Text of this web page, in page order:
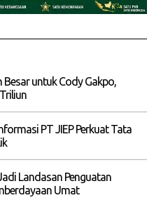
untuk Cody Gakpo,
PT JIEP Perkuat Tata
Landasan Penguatan
Umat